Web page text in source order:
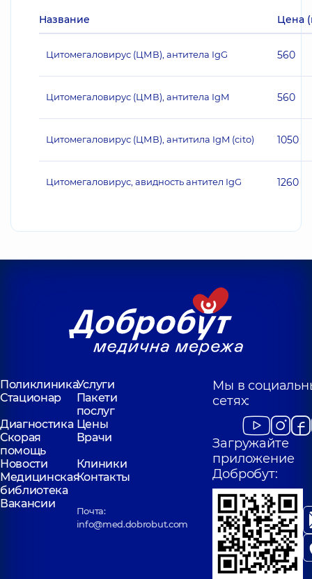
Название Цена
Цитомегаловирус (ЦМВ), антитела IgG 560
Цитомегаловирус (ЦМВ), антитела IgM 560
Цитомегаловирус (ЦМВ), антитила IgM (cito) 1050
Цитомегаловирус, авидность антител IgG 1260
ПоликлиникаУслуги
Стационар
Пакети
послуг
Диагностика Цены
Скорая
помощь
Врачи
Новости
Клиники
Медицинская
библиотека
Контакты
Вакансии
Почта:
info@med.dobrobut.com
Мы в
сетях:
Загружайте
приложение
Добробут: